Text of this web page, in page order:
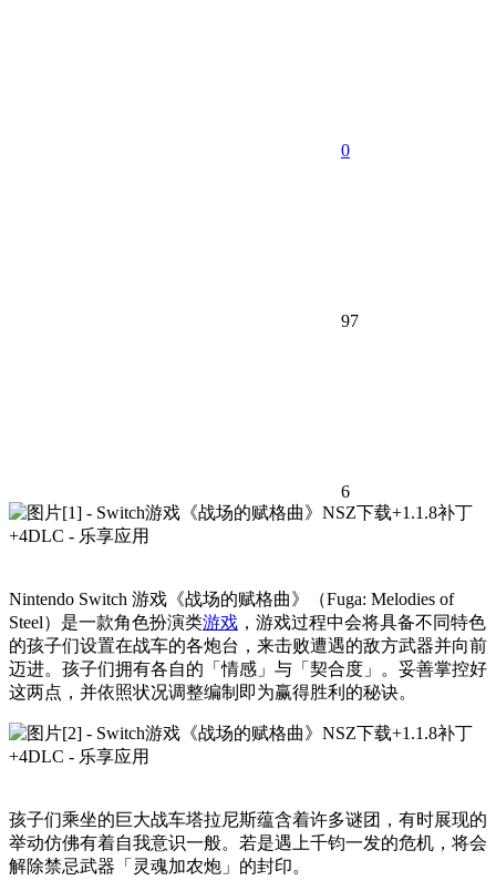
0
97
6
Nintendo Switch 游戏《战场的赋格曲》（Fuga: Melodies of
Steel）是一款角色扮演类游戏 ，游戏过程中会将具备不同特色
的孩子们设置在战车的各炮台，来击败遭遇的敌方武器并向前
迈进。孩子们拥有各自的「情感」与「契合度」。妥善掌控好
这两点，并依照状况调整编制即为赢得胜利的秘诀。
孩子们乘坐的巨大战车塔拉尼斯蕴含着许多谜团，有时展现的
举动仿佛有着自我意识一般。若是遇上千钧一发的危机，将会
解除禁忌武器「灵魂加农炮」的封印。